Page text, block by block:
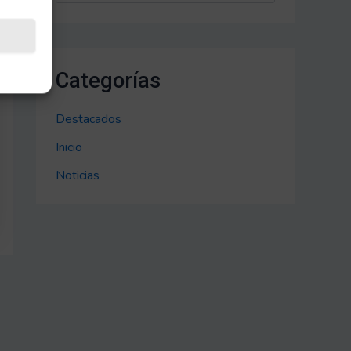
Categorías
Destacados
Inicio
Noticias